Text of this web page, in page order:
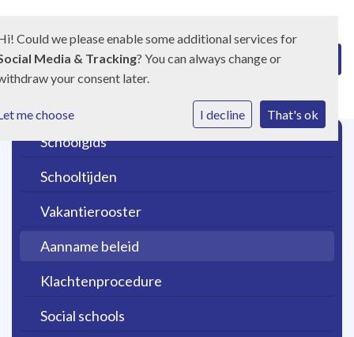
Schoolgids
Schooltijden
Vakantierooster
Aanname beleid
Klachtenprocedure
Social schools
Could we please enable some additional services for
Media & Tracking? You can always change or
your consent later.
me choose I decline That's ok